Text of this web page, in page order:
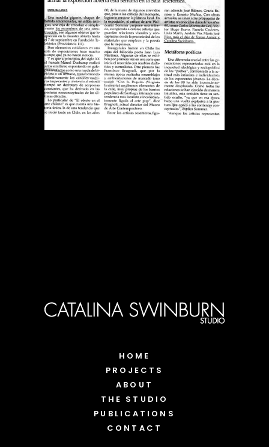
DIARIO EL MERCURIO UNA
HISTORIA DE ESCOMBROS
Y POESIA
Publications
HOME
PROJECTS
ABOUT
THE STUDIO
PUBLICATIONS
CONTACT